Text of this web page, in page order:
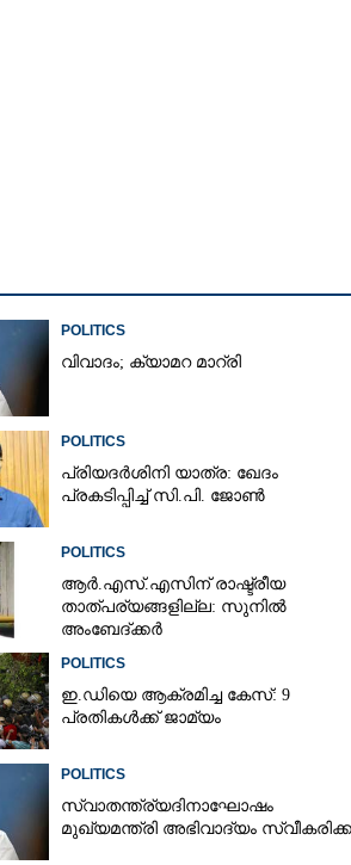
POLITICS
വിവാദം; ക്യാമറ മാറ്രി
POLITICS
പ്രിയദർശിനി യാത്ര: ഖേദം
പ്രകടിപ്പിച്ച് സി.പി. ജോൺ
POLITICS
ആർ.എസ്.എസിന് രാഷ്ട്രീയ
താത്പര്യങ്ങളില്ല: സുനിൽ
അംബേദ്ക്കർ
POLITICS
ഇ.ഡിയെ ആക്രമിച്ച കേസ്: 9
പ്രതികൾക്ക് ജാമ്യം
POLITICS
സ്വാതന്ത്ര്യദിനാഘോഷം
മുഖ്യമന്ത്രി അഭിവാദ്യം